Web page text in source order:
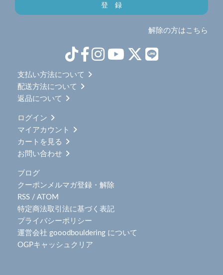
解除の方はこちら
支払い方法について
配送方法について
返品について
ログイン
マイアカウント
カートを見る
お問い合わせ
ブログ
クーポンメルマガ登録・解除
RSS / ATOM
特定商法取引法に基づく表記
プライバシーポリシー
運営会社 gooodbouldering について
OGPキャッシュクリア